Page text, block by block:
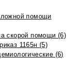
помощи
скорой помощи (6)
1165н (5)
(6)